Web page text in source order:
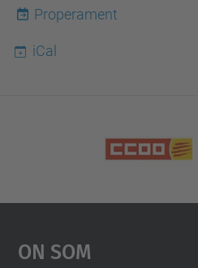
Properament
iCal
On Som